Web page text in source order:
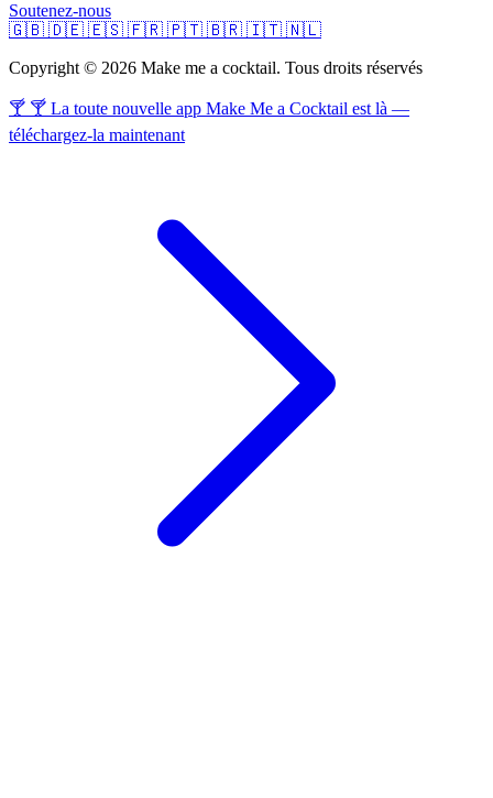
Soutenez-nous
🇬🇧 🇩🇪 🇪🇸 🇫🇷 🇵🇹 🇧🇷 🇮🇹 🇳🇱
Copyright © 2026 Make me a cocktail. Tous droits réservés
🍸 🍸 La toute nouvelle app Make Me a Cocktail est là —
téléchargez-la maintenant